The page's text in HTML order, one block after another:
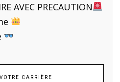
AVEC PRECAUTION
CARRIÈRE